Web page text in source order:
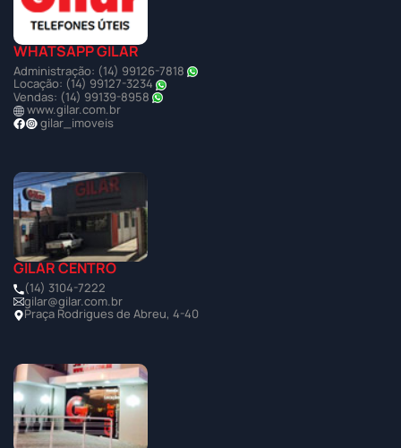
WHATSAPP GILAR
Administração: (14) 99126-7818
Locação: (14) 99127-3234
Vendas: (14) 99139-8958
www.gilar.com.br
gilar_imoveis
GILAR CENTRO
(14) 3104-7222
gilar@gilar.com.br
Praça Rodrigues de Abreu, 4-40